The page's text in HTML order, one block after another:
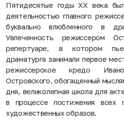
Пятидесятые годы ХХ века
деятельностью главного
буквально влюбленного в
Увлеченность режиссером
репертуаре, в котором
драматурга занимали первое
режиссерское кредо
Островского, обогащенный
дня, великолепная школа для
в процессе постижения всех
художественных образов.